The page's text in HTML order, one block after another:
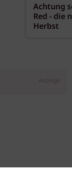
Achtung
Red - die
Herbst
Anzeige